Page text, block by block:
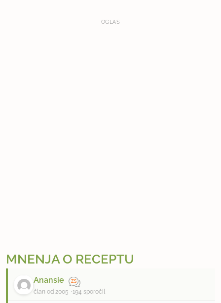
OGLAS
MNENJA O RECEPTU
Anansie
član od 2005 194 sporočil